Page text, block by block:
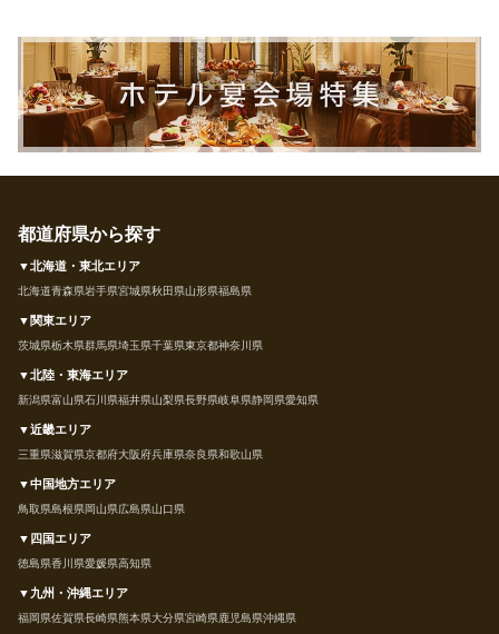
都道府県から探す
▼北海道・東北エリア
北海道青森県岩手県宮城県秋田県山形県福島県
▼関東エリア
茨城県栃木県群馬県埼玉県千葉県東京都神奈川県
▼北陸・東海エリア
新潟県富山県石川県福井県山梨県長野県岐阜県静岡県愛知県
▼近畿エリア
三重県滋賀県京都府大阪府兵庫県奈良県和歌山県
▼中国地方エリア
鳥取県島根県岡山県広島県山口県
▼四国エリア
徳島県香川県愛媛県高知県
▼九州・沖縄エリア
福岡県佐賀県長崎県熊本県大分県宮崎県鹿児島県沖縄県